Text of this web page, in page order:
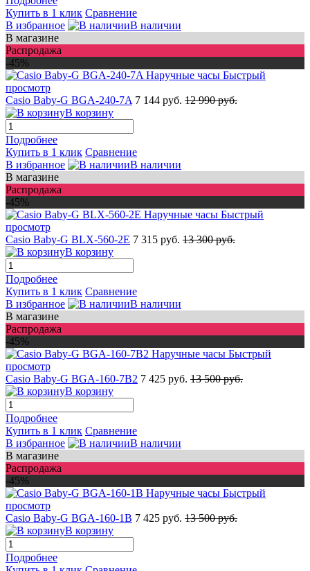
Купить в 1 клик Сравнение
В избранное
В наличии
В магазине
Распродажа
-45%
Быстрый
просмотр
Casio Baby-G BGA-240-7A 7 144 руб. 12 990 руб.
В корзину
Подробнее
Купить в 1 клик Сравнение
В избранное
В наличии
В магазине
Распродажа
-45%
Быстрый
просмотр
Casio Baby-G BLX-560-2E 7 315 руб. 13 300 руб.
В корзину
Подробнее
Купить в 1 клик Сравнение
В избранное
В наличии
В магазине
Распродажа
-45%
Быстрый
просмотр
Casio Baby-G BGA-160-7B2 7 425 руб. 13 500 руб.
В корзину
Подробнее
Купить в 1 клик Сравнение
В избранное
В наличии
В магазине
Распродажа
-45%
Быстрый
просмотр
Casio Baby-G BGA-160-1B 7 425 руб. 13 500 руб.
В корзину
Подробнее